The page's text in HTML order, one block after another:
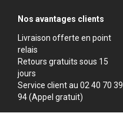
Nos avantages clients
Livraison offerte en point
relais
Retours gratuits sous 15
jours
Service client au 02 40 70 39
94 (Appel gratuit)